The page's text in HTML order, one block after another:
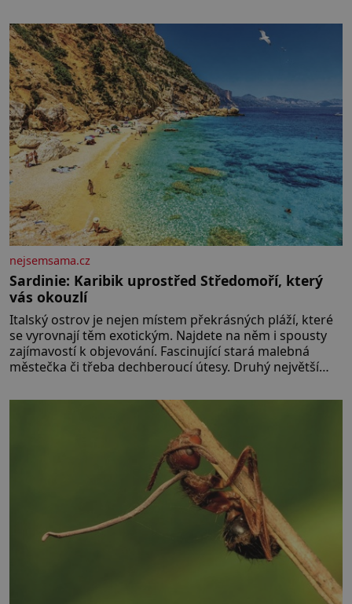
nejsemsama.cz
Sardinie: Karibik uprostřed Středomoří, který
vás okouzlí
Italský ostrov je nejen místem překrásných pláží, které
se vyrovnají těm exotickým. Najdete na něm i spousty
zajímavostí k objevování. Fascinující stará malebná
městečka či třeba dechberoucí útesy. Druhý největší
republiky vás ohromí nejen svými plážemi s bílým
pískem jako v Karibiku, ale i divokou krajinou, také
bohatou historií i luxusem.Zjistěte,